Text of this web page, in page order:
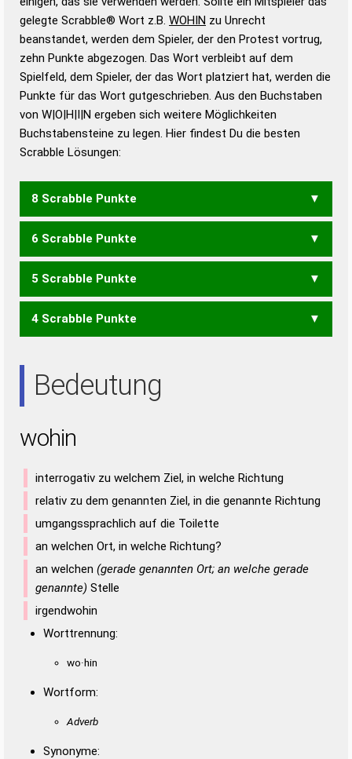
Wörterbücher sind:
Duden – Standardwerk in 12 Bänden
Duden – Richtiges und gutes
Deutsch
Duden – Die deutsche Grammatik
Duden – Deutsches
gelegte Scrabble® Wort z.B. WOHIN zu Unrecht
beanstandet, werden dem Spieler, der den Protest vortrug,
zehn Punkte abgezogen. Das Wort verbleibt auf dem
Spielfeld, dem Spieler, der das Wort platziert hat, werden die
Punkte für das Wort gutgeschrieben. Aus den Buchstaben
von W|O|H|I|N ergeben sich weitere Möglichkeiten
Buchstabensteine zu legen. Hier findest Du die besten
Scrabble Lösungen:
8 Scrabble Punkte
WOHN
6 Scrabble Punkte
WON
5 Scrabble Punkte
HOI HON
4 Scrabble Punkte
Bedeutung
wohin
interrogativ zu welchem Ziel, in welche Richtung
relativ zu dem genannten Ziel, in die genannte Richtung
umgangssprachlich auf die Toilette
an welchen Ort, in welche Richtung?
an welchen (gerade genannten Ort; an welche gerade
genannte) Stelle
irgendwohin
Worttrennung:
wo·hin
Wortform:
Adverb
Synonyme: